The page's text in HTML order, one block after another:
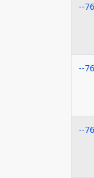
--
--
--